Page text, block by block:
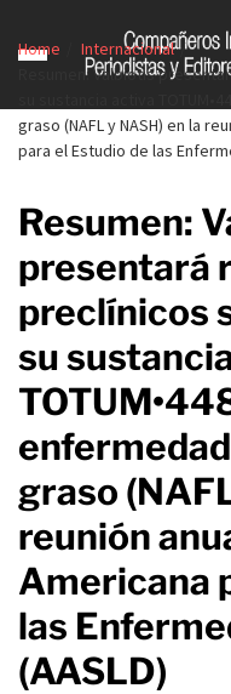
Home
Internacional
Resumen: Valbiotis
su sustancia activa
graso (NAFL y NASH) en la
para el Estudio de las
Resumen:
presentará
preclínicos
su
graso
reunión
Americana
las
(AASLD)